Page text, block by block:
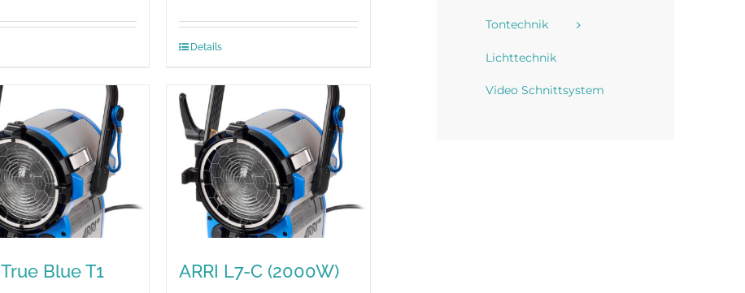
Details
Blue T1
ARRI L7-C (2000W)
Tontechnik
Lichttechnik
Video Schnittsystem